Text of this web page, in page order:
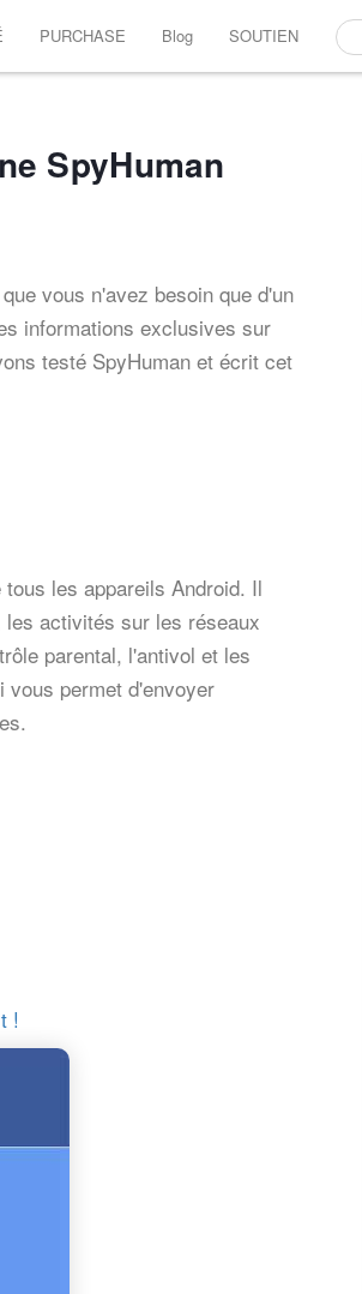
PURCHASE Blog SOUTIEN
SpyHuman
vous n'avez besoin que d'un
informations exclusives sur
testé SpyHuman et écrit cet
les appareils Android. Il
activités sur les réseaux
parental, l'antivol et les
vous permet d'envoyer
!